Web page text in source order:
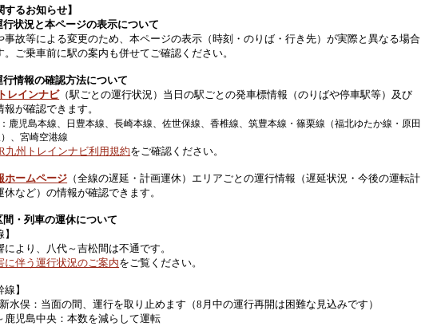
するお知らせ】
行状況と本ページの表示について
事故等による変更のため、本ページの表示（時刻・のりば・行き先）が実際と異なる場合
。ご乗車前に駅の案内も併せてご確認ください。
行情報の確認方法について
レインナビ（駅ごとの運行状況）当日の駅ごとの発車標情報（のりばや停車駅等）及び
が確認できます。
鹿児島本線、日豊本線、長崎本線、佐世保線、香椎線、筑豊本線・篠栗線（福北ゆたか線・原田
、宮崎空港線
九州トレインナビ利用規約をご確認ください。
ホームページ （全線の遅延・計画運休）エリアごとの運行情報（遅延状況・今後の運転計
休など）の情報が確認できます。
間・列車の運休について
により、八代～吉松間は不通です。
に伴う運行状況のご案内をご覧ください。
線】
新水俣：当面の間、運行を取り止めます（8月中の運行再開は困難な見込みです）
鹿児島中央：本数を減らして運転